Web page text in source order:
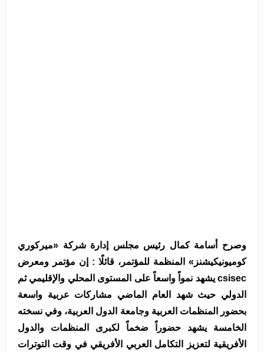
وصرح أسامة كمال رئيس مجلس إدارة شركة «ميركوري
كوميونيكيشنز» المنظمة للمؤتمر، قائلًا : إن مؤتمر ومعرض
csisec يشهد نمواً واسعاً على المستوى المحلي والإقليمي ثم
الدولي حيث شهد العام الماضي مشاركات عربية واسعة
بحضور المنظمات العربية وجامعة الدول العربية، وفي نسخته
الخامسة يشهد حضوراً ضخماً لكبرى المنظمات والدول
الأفريقية لتعزيز التكامل العربي الأفريقي في وقت التوترات